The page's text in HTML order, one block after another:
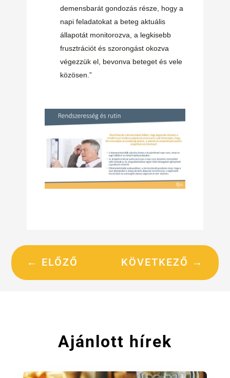
demensbarát gondozás része, hogy a
napi feladatokat a beteg aktuális
állapotát monitorozva, a legkisebb
frusztrációt és szorongást okozva
végezzük el, bevonva beteget és vele
közösen.”
← ELŐZŐ KÖVETKEZŐ →
Ajánlott hírek